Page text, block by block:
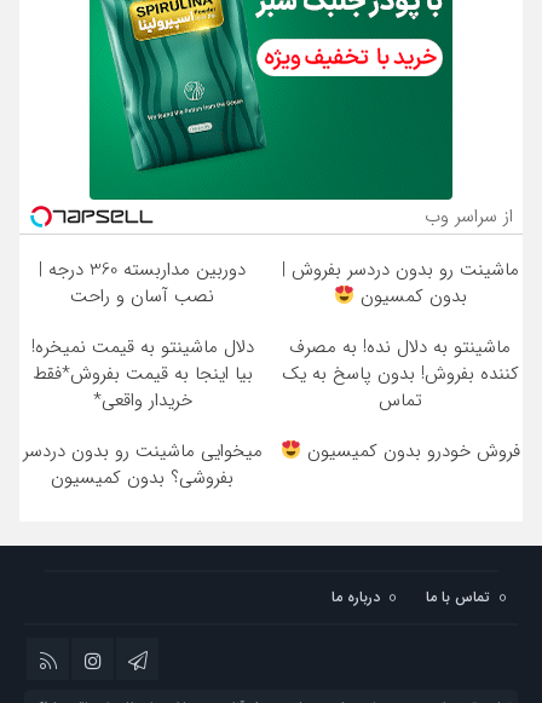
از سراسر وب
ماشینت رو بدون دردسر بفروش |
بدون کمسیون
دوربین مداربسته 360 درجه |
نصب آسان و راحت
ماشینتو به دلال نده! به مصرف
کننده بفروش! بدون پاسخ به یک
تماس
دلال ماشینتو به قیمت نمیخره!
بیا اینجا به قیمت بفروش*فقط
خریدار واقعی*
فروش خودرو بدون کمیسیون
میخوایی ماشینت رو بدون دردسر
بفروشی؟ بدون کمیسیون
تماس با ما درباره ما